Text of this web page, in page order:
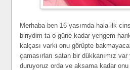
Merhaba ben 16 yasımda hala ilk
biriydim ta o güne kadar yengem
kalçası varki onu görüpte
çamasırları satan bir dükkanımız
duruyoruz orda ve aksama kadar